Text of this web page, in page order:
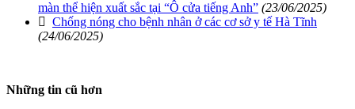
màn thể hiện xuất sắc tại “Ô cửa tiếng Anh” (23/06/2025)
Chống nóng cho bệnh nhân ở các cơ sở y tế Hà Tĩnh
(24/06/2025)
Những tin cũ hơn